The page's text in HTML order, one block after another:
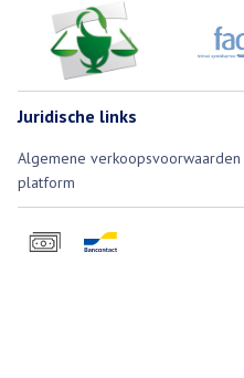
Juridische links
Algemene verkoopsvoorwaarden
platform